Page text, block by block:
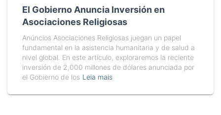
El Gobierno Anuncia Inversión en
Asociaciones Religiosas
Anúncios Asociaciones Religiosas juegan un papel
fundamental en la asistencia humanitaria y de salud a
nivel global. En este artículo, exploraremos la reciente
inversión de 2,000 millones de dólares anunciada por
el Gobierno de los Leia mais